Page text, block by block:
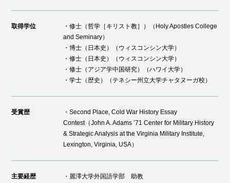
取得学位
・修士（哲学［キリスト教］）（Holy Apostles College
and Seminary）
・博士（日本史）（ウィスコンシン大学）
・修士（日本史）（ウィスコンシン大学）
・修士（アジア学中国研究）（ハワイ大学）
・学士（歴史）（テネシー州立大学チャタヌーガ校）
受賞歴
・Second Place, Cold War History Essay
Contest（John A. Adams ’71 Center for Military History
& Strategic Analysis at the Virginia Military Institute,
Lexington, Virginia, USA）
主要経歴
・麗澤大学外国語学部 助教